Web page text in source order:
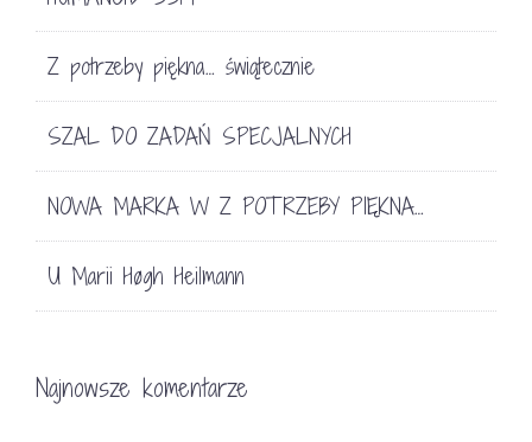
Z potrzeby piękna… świątecznie
SZAL DO ZADAŃ SPECJALNYCH
NOWA MARKA W Z POTRZEBY PIĘKNA…
U Marii Høgh Heilmann
Najnowsze komentarze